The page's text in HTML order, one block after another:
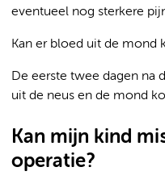
eventueel nog sterkere
Kan er bloed uit de mond
De eerste twee dagen na
uit de neus en de mond
Kan mijn kind
operatie?